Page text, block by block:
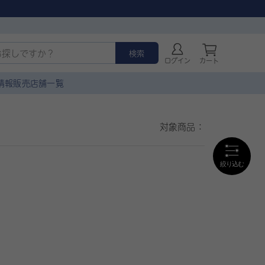
検索
ログイン カート
報販売店舗一覧
対象商品：